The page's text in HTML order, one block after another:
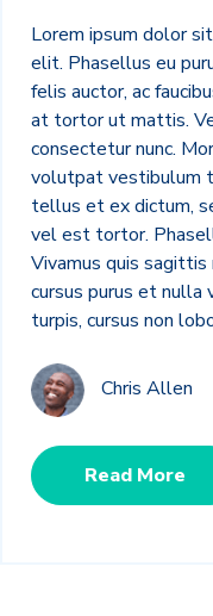
Lorem ipsum dolor
elit. Phasellus eu
felis auctor, ac
at tortor ut mattis.
consectetur nunc.
volutpat vestibulum
tellus et ex dictum,
vel est tortor.
Vivamus quis
cursus purus et nulla
turpis, cursus non
Chris Allen
Read More